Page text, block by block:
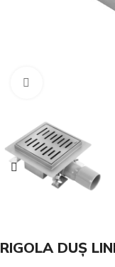
RIGOLA DUȘ